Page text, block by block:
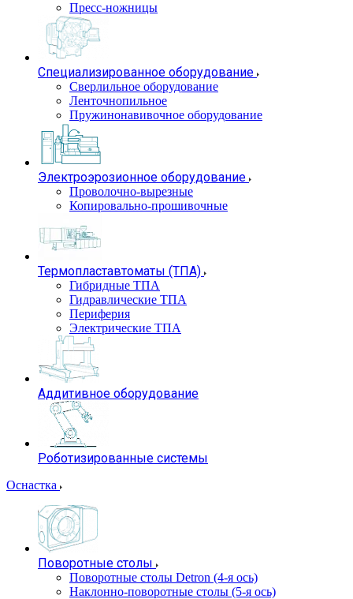
Пресс-ножницы
Специализированное оборудование
Сверлильное оборудование
Ленточнопильное
Пружинонавивочное оборудование
Электроэрозионное оборудование
Проволочно-вырезные
Копировально-прошивочные
Термопластавтоматы (ТПА)
Гибридные ТПА
Гидравлические ТПА
Периферия
Электрические ТПА
Аддитивное оборудование
Роботизированные системы
Оснастка
Поворотные столы
Поворотные столы Detron (4-я ось)
Наклонно-поворотные столы (5-я ось)